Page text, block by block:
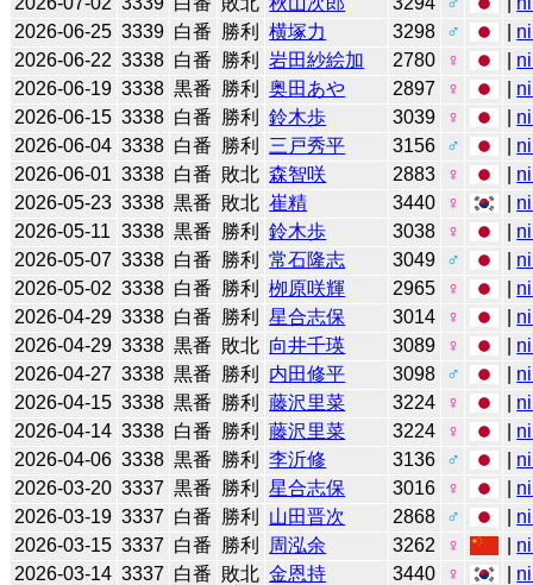
2026-06-25 3339 白番 勝利 横塚力 3298 ♂
2026-06-22 3338 白番 勝利 岩田紗絵加 2780 ♀
2026-06-19 3338 黒番 勝利 奥田あや 2897 ♀
2026-06-15 3338 白番 勝利 鈴木歩 3039 ♀
2026-06-04 3338 白番 勝利 三戸秀平 3156 ♂
2026-06-01 3338 白番 敗北 森智咲 2883 ♀
2026-05-23 3338 黒番 敗北 崔精 3440 ♀
2026-05-11 3338 黒番 勝利 鈴木歩 3038 ♀
2026-05-07 3338 白番 勝利 常石隆志 3049 ♂
2026-05-02 3338 白番 勝利 栁原咲輝 2965 ♀
2026-04-29 3338 白番 勝利 星合志保 3014 ♀
2026-04-29 3338 黒番 敗北 向井千瑛 3089 ♀
2026-04-27 3338 黒番 勝利 内田修平 3098 ♂
2026-04-15 3338 黒番 勝利 藤沢里菜 3224 ♀
2026-04-14 3338 白番 勝利 藤沢里菜 3224 ♀
2026-04-06 3338 黒番 勝利 李沂修 3136 ♂
2026-03-20 3337 黒番 勝利 星合志保 3016 ♀
2026-03-19 3337 白番 勝利 山田晋次 2868 ♂
2026-03-15 3337 白番 勝利 周泓余 3262 ♀
2026-03-14 3337 白番 敗北 金恩持 3440 ♀